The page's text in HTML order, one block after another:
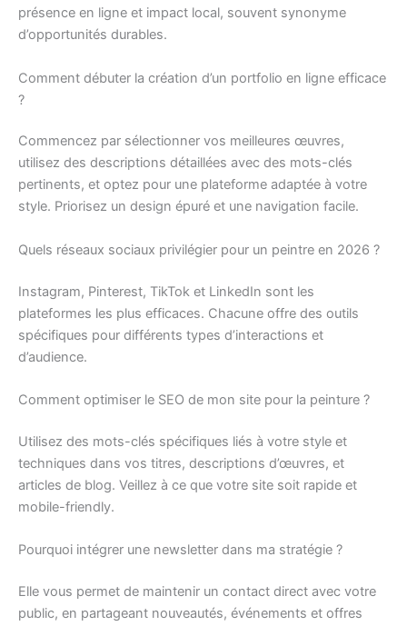
présence en ligne et impact local, souvent synonyme
d’opportunités durables.
Comment débuter la création d’un portfolio en ligne efficace
?
Commencez par sélectionner vos meilleures œuvres,
utilisez des descriptions détaillées avec des mots-clés
pertinents, et optez pour une plateforme adaptée à votre
style. Priorisez un design épuré et une navigation facile.
Quels réseaux sociaux privilégier pour un peintre en 2026 ?
Instagram, Pinterest, TikTok et LinkedIn sont les
plateformes les plus efficaces. Chacune offre des outils
spécifiques pour différents types d’interactions et
d’audience.
Comment optimiser le SEO de mon site pour la peinture ?
Utilisez des mots-clés spécifiques liés à votre style et
techniques dans vos titres, descriptions d’œuvres, et
articles de blog. Veillez à ce que votre site soit rapide et
mobile-friendly.
Pourquoi intégrer une newsletter dans ma stratégie ?
Elle vous permet de maintenir un contact direct avec votre
public, en partageant nouveautés, événements et offres